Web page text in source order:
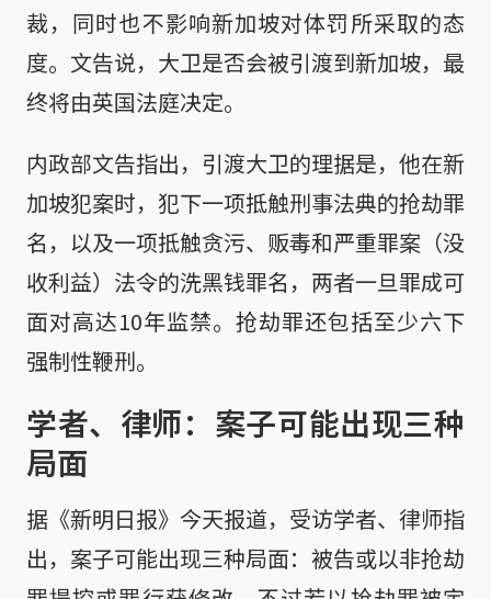
裁，同时也不影响新加坡对体罚所采取的态
度。文告说，大卫是否会被引渡到新加坡，最
终将由英国法庭决定。
内政部文告指出，引渡大卫的理据是，他在新
加坡犯案时，犯下一项抵触刑事法典的抢劫罪
名，以及一项抵触贪污、贩毒和严重罪案（没
收利益）法令的洗黑钱罪名，两者一旦罪成可
面对高达10年监禁。抢劫罪还包括至少六下
强制性鞭刑。
学者、律师：案子可能出现三种
局面
据《新明日报》今天报道，受访学者、律师指
出，案子可能出现三种局面：被告或以非抢劫